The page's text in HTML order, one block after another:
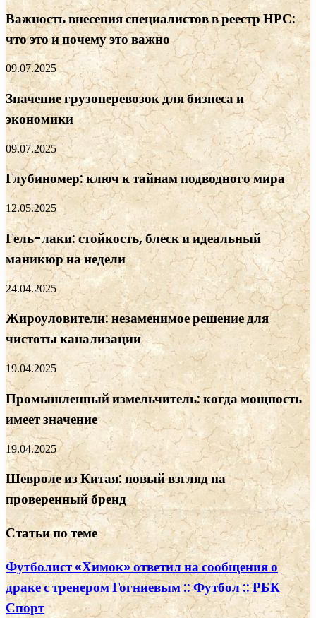
Важность внесения специалистов в реестр НРС:
что это и почему это важно
09.07.2025
Значение грузоперевозок для бизнеса и
экономики
09.07.2025
Глубиномер: ключ к тайнам подводного мира
12.05.2025
Гель-лаки: стойкость, блеск и идеальный
маникюр на недели
24.04.2025
Жироуловители: незаменимое решение для
чистоты канализации
19.04.2025
Промышленный измельчитель: когда мощность
имеет значение
19.04.2025
Шевроле из Китая: новый взгляд на
проверенный бренд
Статьи по теме
Футболист «Химок» ответил на сообщения о
драке с тренером Гогниевым :: Футбол :: РБК
Спорт